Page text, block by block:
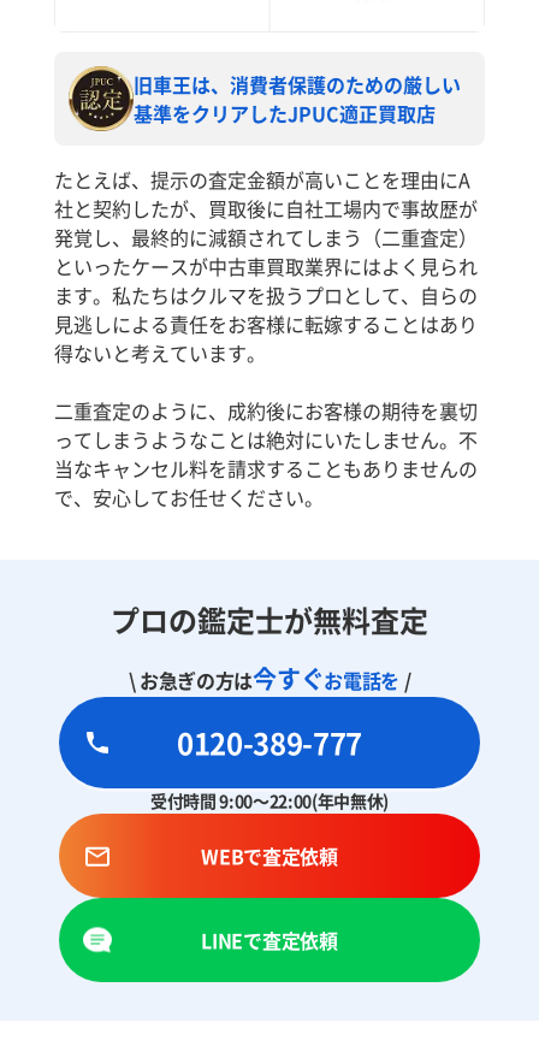
旧車王は、消費者保護のための厳しい
基準をクリアしたJPUC適正買取店
たとえば、提示の査定金額が高いことを理由にA
社と契約したが、買取後に自社工場内で事故歴が
発覚し、最終的に減額されてしまう（二重査定）
といったケースが中古車買取業界にはよく見られ
ます。私たちはクルマを扱うプロとして、自らの
見逃しによる責任をお客様に転嫁することはあり
得ないと考えています。
二重査定のように、成約後にお客様の期待を裏切
ってしまうようなことは絶対にいたしません。不
当なキャンセル料を請求することもありませんの
で、安心してお任せください。
プロの鑑定士が無料査定
\ お急ぎの方は今すぐお電話を /
0120-389-777
受付時間 9:00～22:00(年中無休)
WEBで査定依頼
LINEで査定依頼